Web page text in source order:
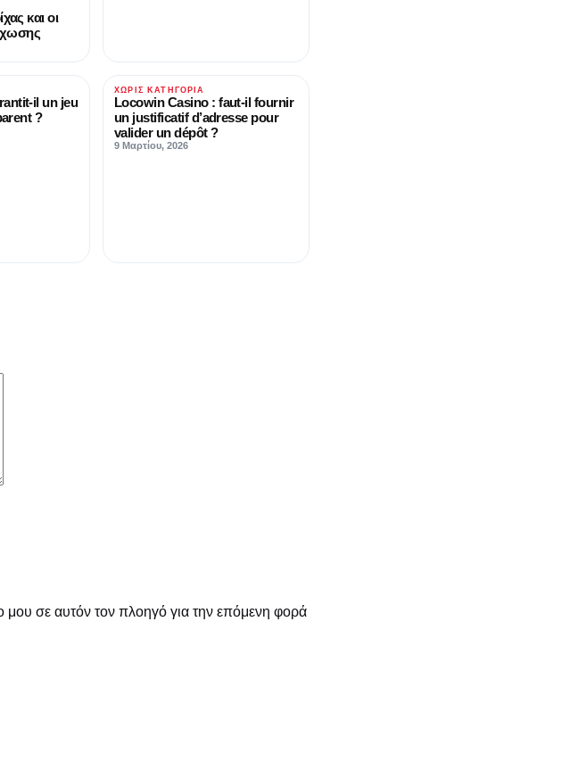
και οι
il un jeu
?
ΧΩΡΊΣ ΚΑΤΗΓΟΡΊΑ
Locowin Casino : faut-il fournir
un justificatif d’adresse pour
valider un dépôt ?
9 Μαρτίου, 2026
σε αυτόν τον πλοηγό για την επόμενη φορά